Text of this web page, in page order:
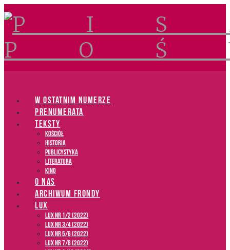
W OSTATNIM NUMERZE
PRENUMERATA
TEKSTY
Kościół
Historia
Publicystyka
Literatura
Kino
O NAS
ARCHIWUM FRONDY
LUX
LUX NR 1/2 (2022)
LUX NR 3/4 (2022)
LUX NR 5/6 (2022)
LUX NR 7/8 (2022)